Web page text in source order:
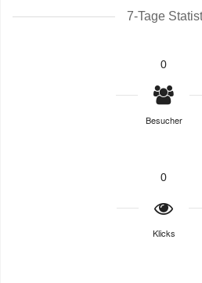
7-Tage
0
Besucher
0
Klicks